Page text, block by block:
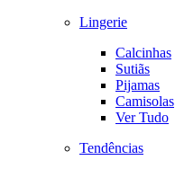
Lingerie
Calcinhas
Sutiãs
Pijamas
Camisolas
Ver Tudo
Tendências